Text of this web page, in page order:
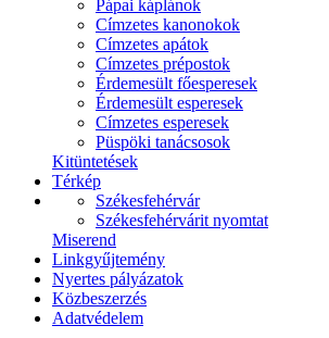
Pápai káplánok
Címzetes kanonokok
Címzetes apátok
Címzetes prépostok
Érdemesült főesperesek
Érdemesült esperesek
Címzetes esperesek
Püspöki tanácsosok
Kitüntetések
Térkép
Székesfehérvár
Székesfehérvárit nyomtat
Miserend
Linkgyűjtemény
Nyertes pályázatok
Közbeszerzés
Adatvédelem